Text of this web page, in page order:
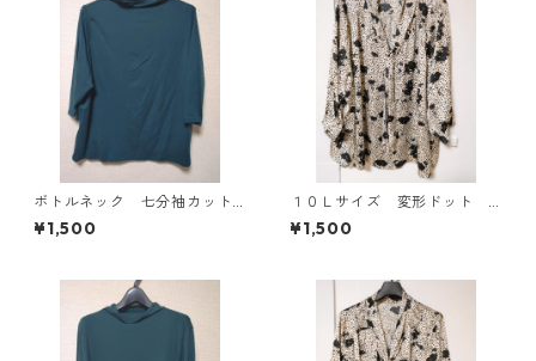
ボトルネック 七分袖カット
ソー ４Ｌ ティールグリー
ン KAE-4815
¥1,500
１０Ｌサイズ 変形ドット
花柄 ボウタイブラウス オ
フホワイト KAE-4776
¥1,500